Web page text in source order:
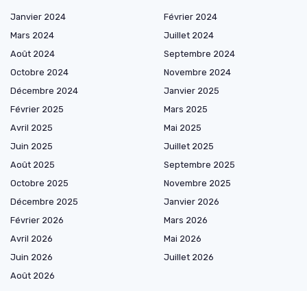
Janvier 2024
Février 2024
Mars 2024
Juillet 2024
Août 2024
Septembre 2024
Octobre 2024
Novembre 2024
Décembre 2024
Janvier 2025
Février 2025
Mars 2025
Avril 2025
Mai 2025
Juin 2025
Juillet 2025
Août 2025
Septembre 2025
Octobre 2025
Novembre 2025
Décembre 2025
Janvier 2026
Février 2026
Mars 2026
Avril 2026
Mai 2026
Juin 2026
Juillet 2026
Août 2026